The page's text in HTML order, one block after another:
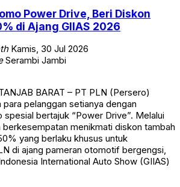
Power Drive, Beri Diskon
di Ajang GIIAS 2026
Kamis, 30 Jul 2026
Serambi Jambi
BARAT – PT PLN (Persero)
pelanggan setianya dengan
spesial bertajuk “Power Drive”. Melalui
menikmati diskon tambah
yang berlaku khusus untuk
di ajang pameran otomotif bergengsi,
International Auto Show (GIIAS)